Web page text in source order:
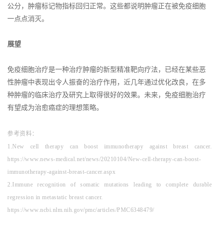
公分，肿瘤标记物指标回归正常。这些都说明肿瘤正在被免疫细胞
一点点消灭。
展望
免疫细胞治疗是一种治疗肿瘤的新型精准靶向疗法，已经在某些恶
性肿瘤中表现出令人振奋的治疗作用，近几年通过优化改良，在多
种肿瘤的临床治疗及研究上取得很好的效果。未来，免疫细胞治疗
有望成为治愈癌症的理想策略。
参考资料：
1.New cell therapy can boost immunotherapy against breast cancer.
https://www.news-medical.net/news/20210104/New-cell-therapy-can-boost-
immunotherapy-against-breast-cancer.aspx
2.Immune recognition of somatic mutations leading to complete durable
regression in metastatic breast cancer.
https://www.ncbi.nlm.nih.gov/pmc/articles/PMC6348479/